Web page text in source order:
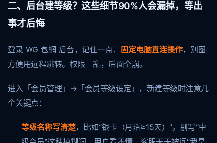
二、后台建等级？这些细节90%人会漏掉，等出
事才后悔
登录 WG 包網 后台，记住一点： 固定电脑直连操作，别图
方便用远程跳转。权限一乱，后面全崩。
进入「会员管理」→「会员等级设定」，新建等级时注意几
个关键点：
等级名称写清楚，比如“银卡（月活≥15天）”。别写“中